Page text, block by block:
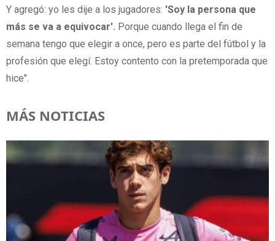
Y agregó: yo les dije a los jugadores: 'Soy la persona que
más se va a equivocar'. Porque cuando llega el fin de
semana tengo que elegir a once, pero es parte del fútbol y la
profesión que elegí. Estoy contento con la pretemporada que
hice".
MÁS NOTICIAS